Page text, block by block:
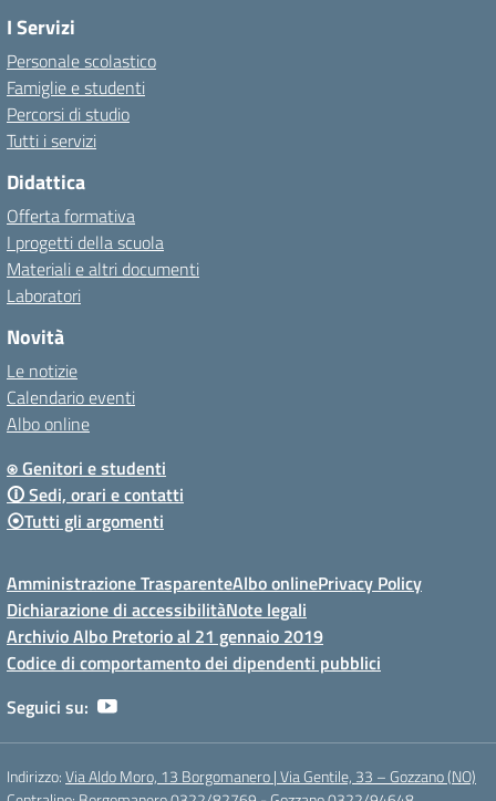
I Servizi
Personale scolastico
Famiglie e studenti
Percorsi di studio
Tutti i servizi
Didattica
Offerta formativa
I progetti della scuola
Materiali e altri documenti
Laboratori
Novità
Le notizie
Calendario eventi
Albo online
⍟ Genitori e studenti
🛈 Sedi, orari e contatti
⦿Tutti gli argomenti
Amministrazione TrasparenteAlbo onlinePrivacy Policy
Dichiarazione di accessibilitàNote legali
Archivio Albo Pretorio al 21 gennaio 2019
Codice di comportamento dei dipendenti pubblici
Seguici su:
Indirizzo:Via Aldo Moro, 13 Borgomanero | Via Gentile, 33 – Gozzano (NO)